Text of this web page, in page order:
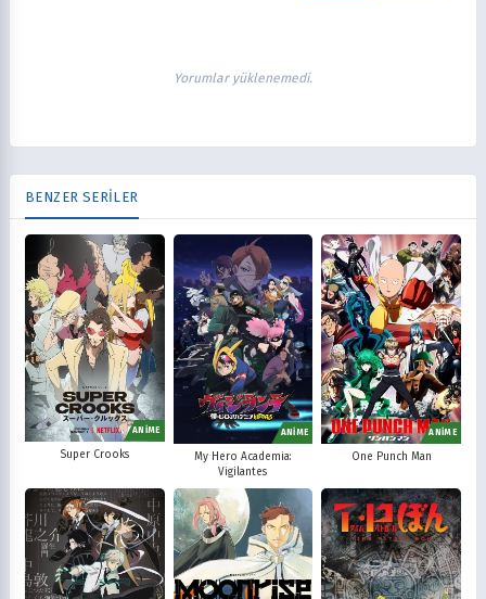
Yorumlar yüklenemedi.
BENZER SERİLER
ANİME
Super Crooks
ANİME
My Hero Academia:
Vigilantes
ANİME
One Punch Man